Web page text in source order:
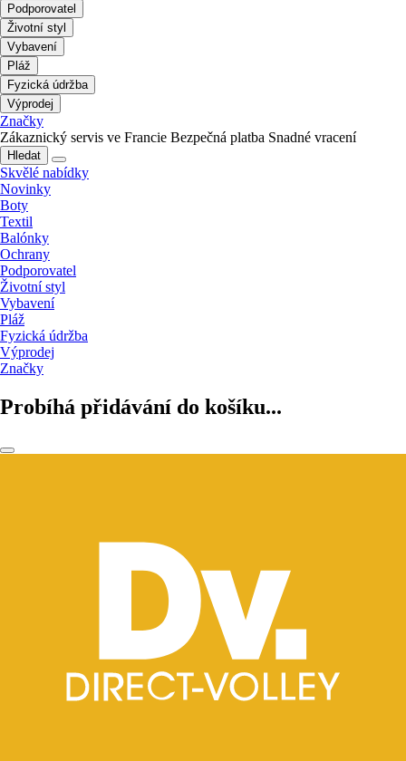
Podporovatel
Životní styl
Vybavení
Pláž
Fyzická údržba
Výprodej
Značky
Zákaznický servis ve Francie Bezpečná platba Snadné vracení
Hledat
Skvělé nabídky
Novinky
Boty
Textil
Balónky
Ochrany
Podporovatel
Životní styl
Vybavení
Pláž
Fyzická údržba
Výprodej
Značky
Probíhá přidávání do košíku...